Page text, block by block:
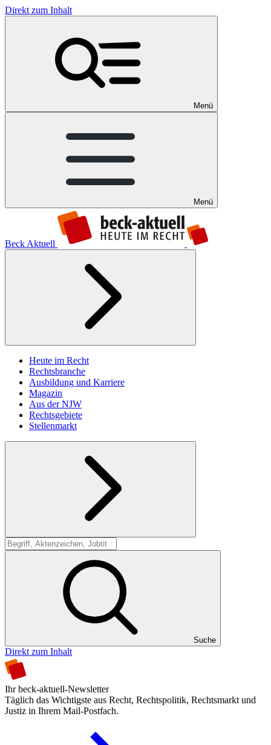
Direkt zum Inhalt
Menü
Menü
Beck Aktuell
Heute im Recht
Rechtsbranche
Ausbildung und Karriere
Magazin
Aus der NJW
Rechtsgebiete
Stellenmarkt
Suche
Suche
Direkt zum Inhalt
Ihr beck-aktuell-Newsletter
Täglich das Wichtigste aus Recht, Rechtspolitik, Rechtsmarkt und
Justiz in Ihrem Mail-Postfach.